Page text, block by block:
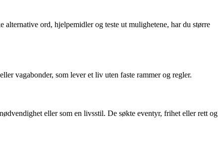
ord, hjelpemidler og teste ut mulighetene, har du større
vagabonder, som lever et liv uten faste rammer og regler.
eller som en livsstil. De søkte eventyr, frihet eller rett og